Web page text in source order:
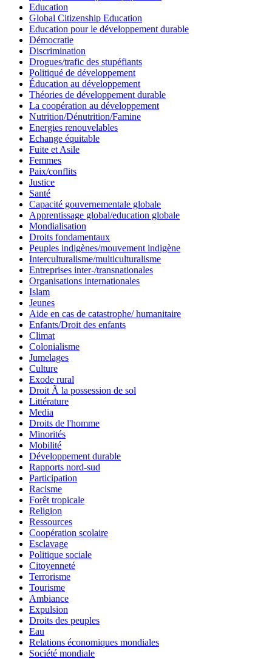
Education
Global Citizenship Education
Education pour le développement durable
Démocratie
Discrimination
Drogues/trafic des stupéfiants
Politiqué de développement
Éducation au développement
Théories de développement durable
La coopération au développement
Nutrition/Dénutrition/Famine
Energies renouvelables
Echange équitable
Fuite et Asile
Femmes
Paix/conflits
Justice
Santé
Capacité gouvernementale globale
Apprentissage global/education globale
Mondialisation
Droits fondamentaux
Peuples indigènes/mouvement indigène
Interculturalisme/multiculturalisme
Entreprises inter-/transnationales
Organisations internationales
Islam
Jeunes
Aide en cas de catastrophe/ humanitaire
Enfants/Droit des enfants
Climat
Colonialisme
Jumelages
Culture
Exode rural
Droit Ã la possession de sol
Littérature
Media
Droits de l'homme
Minorités
Mobilité
Développement durable
Rapports nord-sud
Participation
Racisme
Forêt tropicale
Religion
Ressources
Coopération scolaire
Esclavage
Politique sociale
Citoyenneté
Terrorisme
Tourisme
Ambiance
Expulsion
Droits des peuples
Eau
Relations économiques mondiales
Société mondiale